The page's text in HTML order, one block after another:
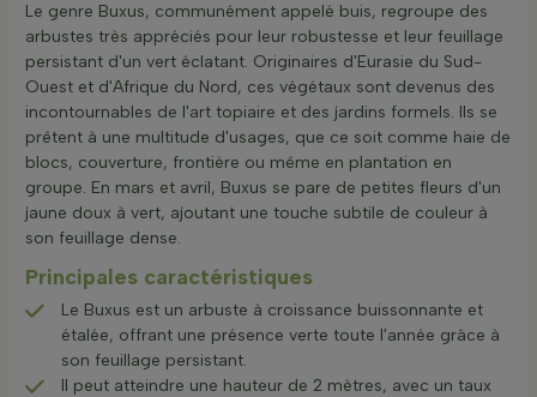
Le genre Buxus, communément appelé buis, regroupe des
arbustes très appréciés pour leur robustesse et leur feuillage
persistant d'un vert éclatant. Originaires d'Eurasie du Sud-
Ouest et d'Afrique du Nord, ces végétaux sont devenus des
incontournables de l'art topiaire et des jardins formels. Ils se
prêtent à une multitude d'usages, que ce soit comme haie de
blocs, couverture, frontière ou même en plantation en
groupe. En mars et avril, Buxus se pare de petites fleurs d'un
jaune doux à vert, ajoutant une touche subtile de couleur à
son feuillage dense.
Principales caractéristiques
Le Buxus est un arbuste à croissance buissonnante et
étalée, offrant une présence verte toute l'année grâce à
son feuillage persistant.
Il peut atteindre une hauteur de 2 mètres, avec un taux